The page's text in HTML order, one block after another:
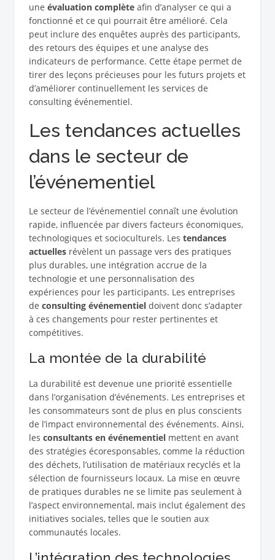
une évaluation complèteafin d’analyser ce qui a
fonctionné et ce qui pourrait être amélioré. Cela
peut inclure des enquêtes auprès des participants,
des retours des équipes et une analyse des
indicateurs de performance. Cette étape permet de
tirer des leçons précieuses pour les futurs projets et
d’améliorer continuellement les services de
consulting événementiel.
Les tendances actuelles
dans le secteur de
l’événementiel
Le secteur de l’événementiel connaît une évolution
rapide, influencée par divers facteurs économiques,
technologiques et socioculturels. Les tendances
actuellesrévèlent un passage vers des pratiques
plus durables, une intégration accrue de la
technologie et une personnalisation des
expériences pour les participants. Les entreprises
de consulting événementieldoivent donc s’adapter
à ces changements pour rester pertinentes et
compétitives.
La montée de la durabilité
La durabilité est devenue une priorité essentielle
dans l’organisation d’événements. Les entreprises et
les consommateurs sont de plus en plus conscients
de l’impact environnemental des événements. Ainsi,
les consultants en événementielmettent en avant
des stratégies écoresponsables, comme la réduction
des déchets, l’utilisation de matériaux recyclés et la
sélection de fournisseurs locaux. La mise en œuvre
de pratiques durables ne se limite pas seulement à
l’aspect environnemental, mais inclut également des
initiatives sociales, telles que le soutien aux
communautés locales.